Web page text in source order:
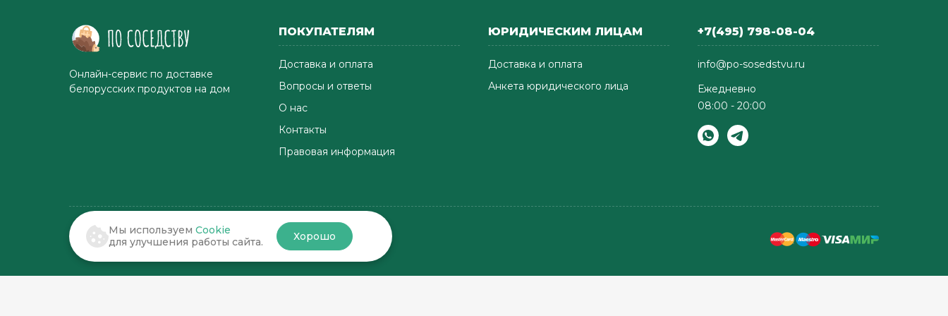
Онлайн-сервис по доставке
белорусских продуктов на дом
ПОКУПАТЕЛЯМ
Доставка и оплата
Вопросы и ответы
О нас
Контакты
Правовая информация
ЮРИДИЧЕСКИМ ЛИЦАМ
Доставка и оплата
Анкета юридического лица
+7(495) 798-08-04
info@po-sosedstvu.ru
Ежедневно
08:00 - 20:00
© 2022-2026 . По соседству
Мы используем Cookie
для улучшения работы сайта.
Хорошо